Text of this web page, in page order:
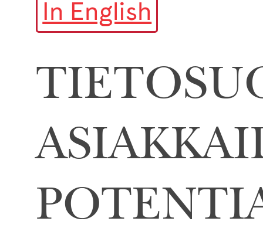
In English